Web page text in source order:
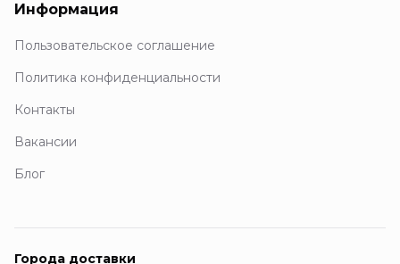
Информация
Пользовательское соглашение
Политика конфиденциальности
Контакты
Вакансии
Блог
Города доставки